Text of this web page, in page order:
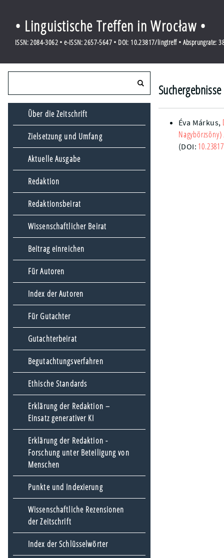
• Linguistische Treffen in Wrocław •
ISSN: 2084-3062 • e-ISSN: 2657-5647 • DOI: 10.23817/lingtreff • Absprungrate:
Über die Zeitschrift
Zielsetzung und Umfang
Aktuelle Ausgabe
Redaktion
Redaktionsbeirat
Wissenschaftlicher Beirat
Beitrag einreichen
Für Autoren
Index der Autoren
Für Gutachter
Gutachterbeirat
Begutachtungsverfahren
Ethische Standards
Erklärung der Redaktion –
Einsatz generativer KI
Erklärung der Redaktion -
Forschung unter Beteiligung von
Menschen
Punkte und Indexierung
Wissenschaftliche Rezensionen
der Zeitschrift
Index der Schlüsselwörter
Éva Márkus,
Nagybörzsöny)
(DOI: